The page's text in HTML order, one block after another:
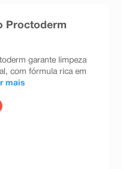
Proctoderm
garante limpeza
com fórmula rica em
mais